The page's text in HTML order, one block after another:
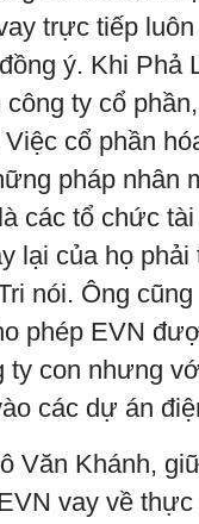
trực tiếp
ý. Khi Phả
ty cổ
cổ phần
pháp nhân
các tổ chức
lại của họ phải
nói. Ông
phép EVN
ty con nhưng
các dự án
Văn Khánh,
vay về